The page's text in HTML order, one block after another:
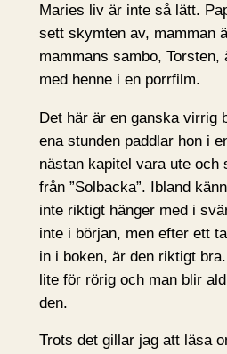
Maries liv är inte så lätt.
sett skymten av, mamman
mammans sambo, Torsten,
med henne i en porrfilm.
Det här är en ganska virrig
ena stunden paddlar hon i
nästan kapitel vara ute och
från ”Solbacka”. Ibland
inte riktigt hänger med i
inte i början, men efter ett
in i boken, är den riktigt
lite för rörig och man blir
den.
Trots det gillar jag att läsa